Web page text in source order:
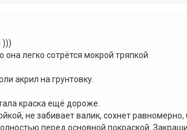
)))
легко сотрётся мокрой тряпкой
акрил на грунтовку.
краска ещё дороже.
не забивает валик, сохнет
перед основной покраской.